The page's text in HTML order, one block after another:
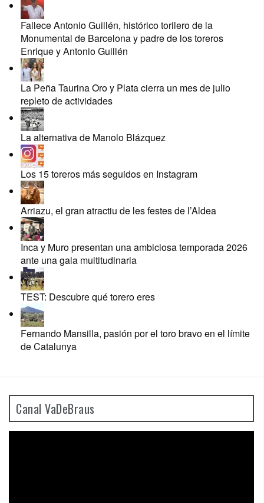
Fallece Antonio Guillén, histórico torilero de la
Monumental de Barcelona y padre de los toreros
Enrique y Antonio Guillén
La Peña Taurina Oro y Plata cierra un mes de julio
repleto de actividades
La alternativa de Manolo Blázquez
Los 15 toreros más seguidos en Instagram
Arriazu, el gran atractiu de les festes de l’Aldea
Inca y Muro presentan una ambiciosa temporada 2026
ante una gala multitudinaria
TEST: Descubre qué torero eres
Fernando Mansilla, pasión por el toro bravo en el límite
de Catalunya
Canal VaDeBraus